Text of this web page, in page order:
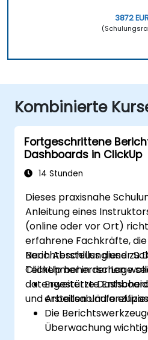
3872
Kombinierte
Fortgeschrittene
Dashboards in ClickUp
14 Stunden
Dieses praxisnahe
Anleitung eines
(online oder vor Ort)
erfahrene Fachkräfte,
Berichterstellung und zu
ClickUp beherrschen
datengestützte
und Arbeitsabläufe
Nach Abschluss dieser
Teilnehmer in der Lage
Erweiterte
erstellen und
Die
Überwachung